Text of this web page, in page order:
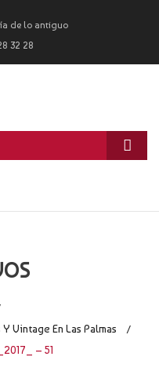
de lo antiguo
32 28
Vintage En Las Palmas /
– 51